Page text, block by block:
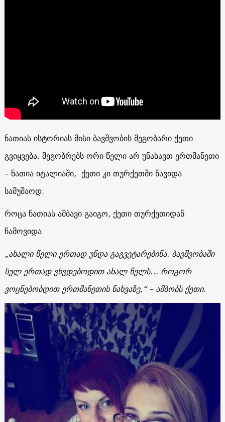
ნათიას ისტორიას მისი ბავშვობის მეგობარი ქეთი
გვიყვება. მეგობრებს ორი წელი არ უნახავთ ერთმანეთი
– ნათია იტალიაში, ქეთი კი თურქეთში წავიდა
სამუშაოდ.
როცა ნათიას ამბავი გაიგო, ქეთი თურქეთიდან
ჩამოვიდა.
„ახალი წელი ერთად უნდა გაგვეტარებინა. ბავშვობაში
სულ ერთად ვხვდებოდით ახალ წელს… როგორ
ვოცნებობდით ერთმანეთის ნახვაზე,“ – ამბობს ქეთი.